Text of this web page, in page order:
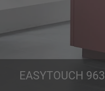
EASYTOUCH 963